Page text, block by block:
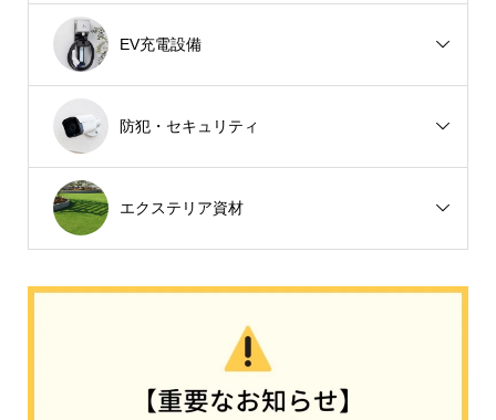
EV充電設備
防犯・セキュリティ
エクステリア資材